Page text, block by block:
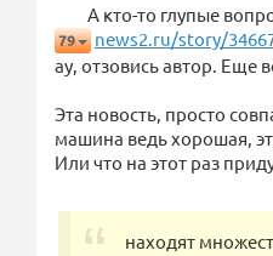
А кто-то глупые
79
news2.ru/story/
ау, отзовись автор. Еще
Эта новость, просто
машина ведь хорошая,
Или что на этот раз
находят